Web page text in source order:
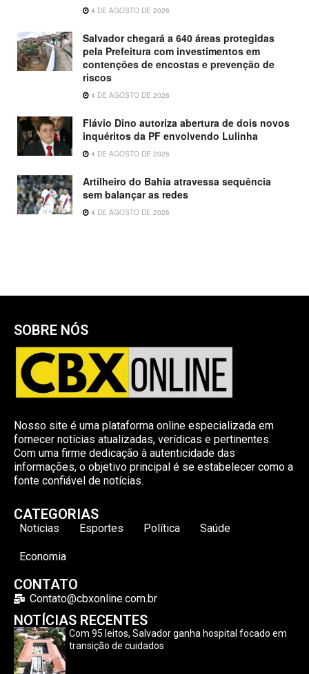
4 DE AGOSTO DE 2026
Salvador chegará a 640 áreas protegidas
pela Prefeitura com investimentos em
contenções de encostas e prevenção de
riscos
4 DE AGOSTO DE 2026
Flávio Dino autoriza abertura de dois novos
inquéritos da PF envolvendo Lulinha
4 DE AGOSTO DE 2026
Artilheiro do Bahia atravessa sequência
sem balançar as redes
4 DE AGOSTO DE 2026
SOBRE NÓS
Nosso site é uma plataforma online especializada em
fornecer notícias atualizadas, verídicas e pertinentes.
Com uma firme dedicação à autenticidade das
informações, o objetivo principal é se estabelecer como a
fonte confiável de notícias.
CATEGORIAS
Noticias Esportes Política Saúde
Economia
CONTATO
Contato@cbxonline.com.br
NOTÍCIAS RECENTES
Com 95 leitos, Salvador ganha hospital focado em
transição de cuidados